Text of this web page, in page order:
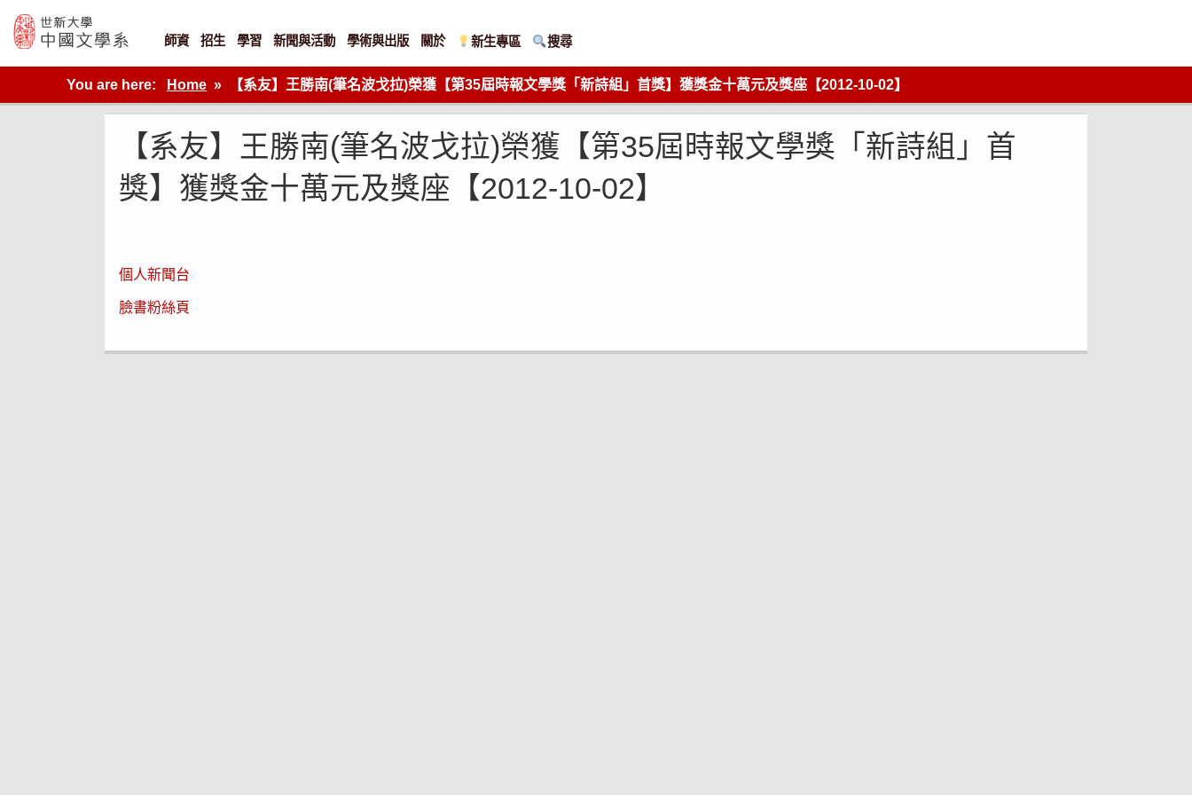
content
世新大學教學單位的網站
師資 招生 學習 新聞與活動 學術與出版 關於 新生專區 搜尋
You are here: Home 【系友】王勝南(筆名波戈拉)榮獲【第35屆時報文學獎「新詩組」首獎】獲獎金十萬元及獎座【2012-10-02】
【系友】王勝南(筆名波戈拉)榮獲【第35屆時報文學獎「新詩組」首
獎】獲獎金十萬元及獎座【2012-10-02】
個人新聞台
臉書粉絲頁